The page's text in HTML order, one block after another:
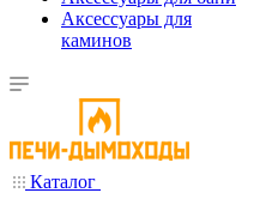
Аксессуары для
каминов
Каталог